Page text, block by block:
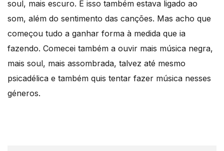
soul, mais escuro. E isso também estava ligado ao
som, além do sentimento das canções. Mas acho que
começou tudo a ganhar forma à medida que ia
fazendo. Comecei também a ouvir mais música negra,
mais soul, mais assombrada, talvez até mesmo
psicadélica e também quis tentar fazer música nesses
géneros.